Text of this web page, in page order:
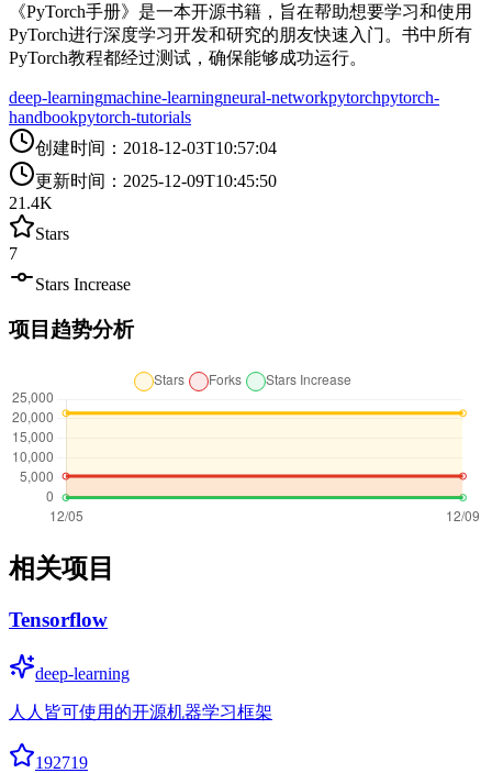
《PyTorch手册》是一本开源书籍，旨在帮助想要学习和使用
PyTorch进行深度学习开发和研究的朋友快速入门。书中所有
PyTorch教程都经过测试，确保能够成功运行。
deep-learningmachine-learningneural-networkpytorchpytorch-
handbookpytorch-tutorials
创建时间 ： 2018-12-03T10:57:04
更新时间 ： 2025-12-09T10:45:50
21.4K
Stars
7
Stars Increase
项目趋势分析
相关项目
Tensorflow
deep-learning
人人皆可使用的开源机器学习框架
192719